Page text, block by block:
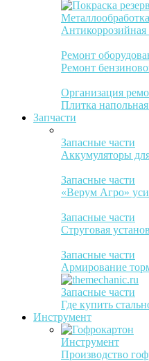
Металлообработка
Антикоррозийная
Ремонт
Ремонт
Организация
Плитка
Запчасти
Запасные части
Аккумуляторы
Запасные части
«Верум Агро»
Запасные части
Струговая
Запасные части
Армирование
Запасные части
Где купить
Инструмент
Инструмент
Производство